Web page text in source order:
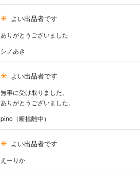
よい出品者です
ありがとうございました
シノあき
よい出品者です
無事に受け取りました。
ありがとうございました。
pino（断捨離中）
よい出品者です
えーりか